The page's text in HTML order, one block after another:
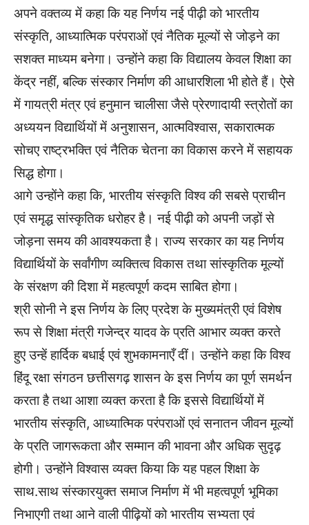
अपने वक्तव्य में कहा कि यह निर्णय नई पीढ़ी को भारतीय
संस्कृति, आध्यात्मिक परंपराओं एवं नैतिक मूल्यों से जोड़ने का
सशक्त माध्यम बनेगा। उन्होंने कहा कि विद्यालय केवल शिक्षा का
केंद्र नहीं, बल्कि संस्कार निर्माण की आधारशिला भी होते हैं। ऐसे
में गायत्री मंत्र एवं हनुमान चालीसा जैसे प्रेरणादायी स्त्रोतों का
अध्ययन विद्यार्थियों में अनुशासन, आत्मविश्वास, सकारात्मक
सोचए राष्ट्रभक्ति एवं नैतिक चेतना का विकास करने में सहायक
सिद्ध होगा।
आगे उन्होंने कहा कि, भारतीय संस्कृति विश्व की सबसे प्राचीन
एवं समृद्ध सांस्कृतिक धरोहर है। नई पीढ़ी को अपनी जड़ों से
जोड़ना समय की आवश्यकता है। राज्य सरकार का यह निर्णय
विद्यार्थियों के सर्वांगीण व्यक्तित्व विकास तथा सांस्कृतिक मूल्यों
के संरक्षण की दिशा में महत्वपूर्ण कदम साबित होगा।
श्री सोनी ने इस निर्णय के लिए प्रदेश के मुख्यमंत्री एवं विशेष
रूप से शिक्षा मंत्री गजेन्द्र यादव के प्रति आभार व्यक्त करते
हुए उन्हें हार्दिक बधाई एवं शुभकामनाएँ दीं। उन्होंने कहा कि विश्व
हिंदू रक्षा संगठन छत्तीसगढ़ शासन के इस निर्णय का पूर्ण समर्थन
करता है तथा आशा व्यक्त करता है कि इससे विद्यार्थियों में
भारतीय संस्कृति, आध्यात्मिक परंपराओं एवं सनातन जीवन मूल्यों
के प्रति जागरूकता और सम्मान की भावना और अधिक सुदृढ़
होगी। उन्होंने विश्वास व्यक्त किया कि यह पहल शिक्षा के
साथ.साथ संस्कारयुक्त समाज निर्माण में भी महत्वपूर्ण भूमिका
निभाएगी तथा आने वाली पीढ़ियों को भारतीय सभ्यता एवं